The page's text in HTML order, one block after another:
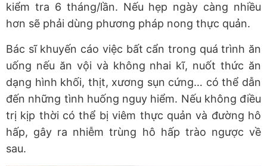
kiểm tra 6 tháng/lần. Nếu hẹp ngày càng nhiều
hơn sẽ phải dùng phương pháp nong thực quản.
Bác sĩ khuyến cáo việc bất cẩn trong quá trình ăn
uống nếu ăn vội và không nhai kĩ, nuốt thức ăn
dạng hình khối, thịt, xương sụn cứng… có thể dẫn
đến những tình huống nguy hiểm. Nếu không điều
trị kịp thời có thể bị viêm thực quản và đường hô
hấp, gây ra nhiễm trùng hô hấp trào ngược về
sau.